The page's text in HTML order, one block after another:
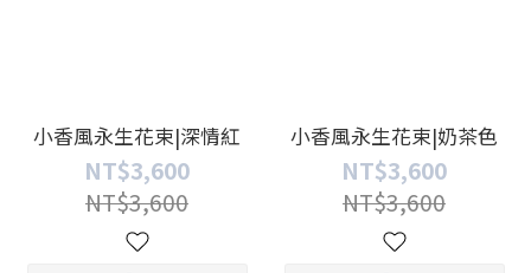
小香風永生花束|深情紅
NT$3,600
NT$3,600
小香風永生花束|奶茶色
NT$3,600
NT$3,600